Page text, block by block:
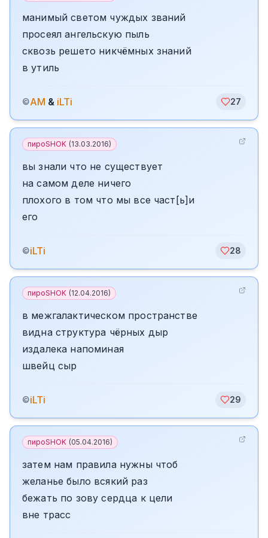
манимый светом чуждых званий
просеял ангельскую пыль
сквозь решето никчёмных знаний
в утиль
©AM & iLTi 27
пироSHOK (13.03.2016)
вы знали что не существует
на самом деле ничего
плохого в том что мы все част[ь]и
его
©iLTi 28
пироSHOK (12.04.2016)
в межгалактическом пространстве
видна структура чёрных дыр
издалека напоминая
швейц сыр
©iLTi 29
пироSHOK (05.04.2016)
затем нам правила нужны чтоб
желанье было всякий раз
бежать по зову сердца к цели
вне трасс